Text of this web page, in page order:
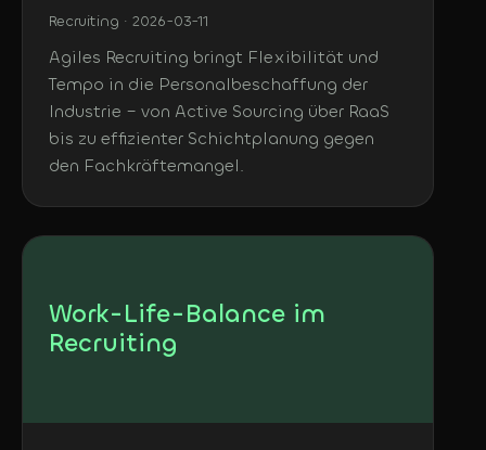
Recruiting · 2026-03-11
Agiles Recruiting bringt Flexibilität und
Tempo in die Personalbeschaffung der
Industrie – von Active Sourcing über RaaS
bis zu effizienter Schichtplanung gegen
den Fachkräftemangel.
Work-Life-Balance im
Recruiting